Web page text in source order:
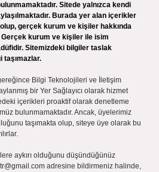
Sitede yalnızca kendi
Burada yer alan içerikler
gerçek kurum ve kişiler hakkında
Gerçek kurum ve kişiler ile isim
Sitemizdeki bilgiler taslak
taşımazlar.
Bilgi Teknolojileri ve İletişim
bir Yer Sağlayıcı olarak hizmet
içerikleri proaktif olarak denetleme
bulunmamaktadır. Ancak, üyelerimiz
taşımakta olup, siteye üye olarak bu
aykırı olduğunu düşündüğünüz
adresine bildirmeniz halinde,